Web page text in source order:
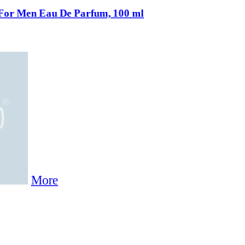
Men Eau De Parfum, 100 ml
More